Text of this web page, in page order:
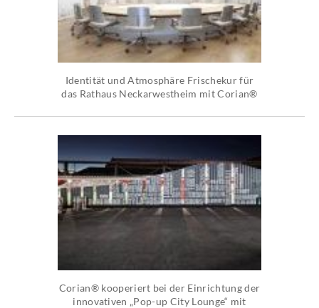
Identität und Atmosphäre Frischekur für
das Rathaus Neckarwestheim mit Corian®
Corian® kooperiert bei der Einrichtung der
innovativen „Pop-up City Lounge“ mit